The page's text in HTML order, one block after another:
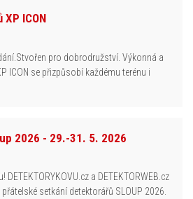
ICON
pro dobrodružství. Výkonná a
ICON se přizpůsobí každému terénu i
2026 - 29.-31. 5. 2026
a DETEKTORWEB.cz
setkání detektorářů SLOUP 2026.